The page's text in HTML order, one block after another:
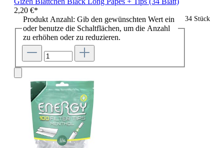
2,20 €*
34 Stück
Produkt Anzahl: Gib den gewünschten Wert ein
oder benutze die Schaltflächen, um die Anzahl
zu erhöhen oder zu reduzieren.